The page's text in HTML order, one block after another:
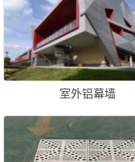
室外铝幕墙